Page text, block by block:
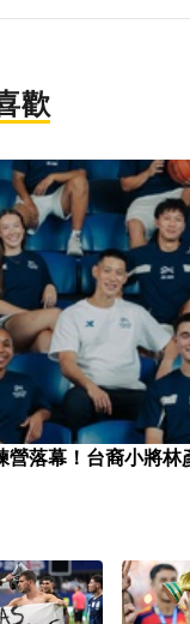
歡
營落幕！台裔小將林